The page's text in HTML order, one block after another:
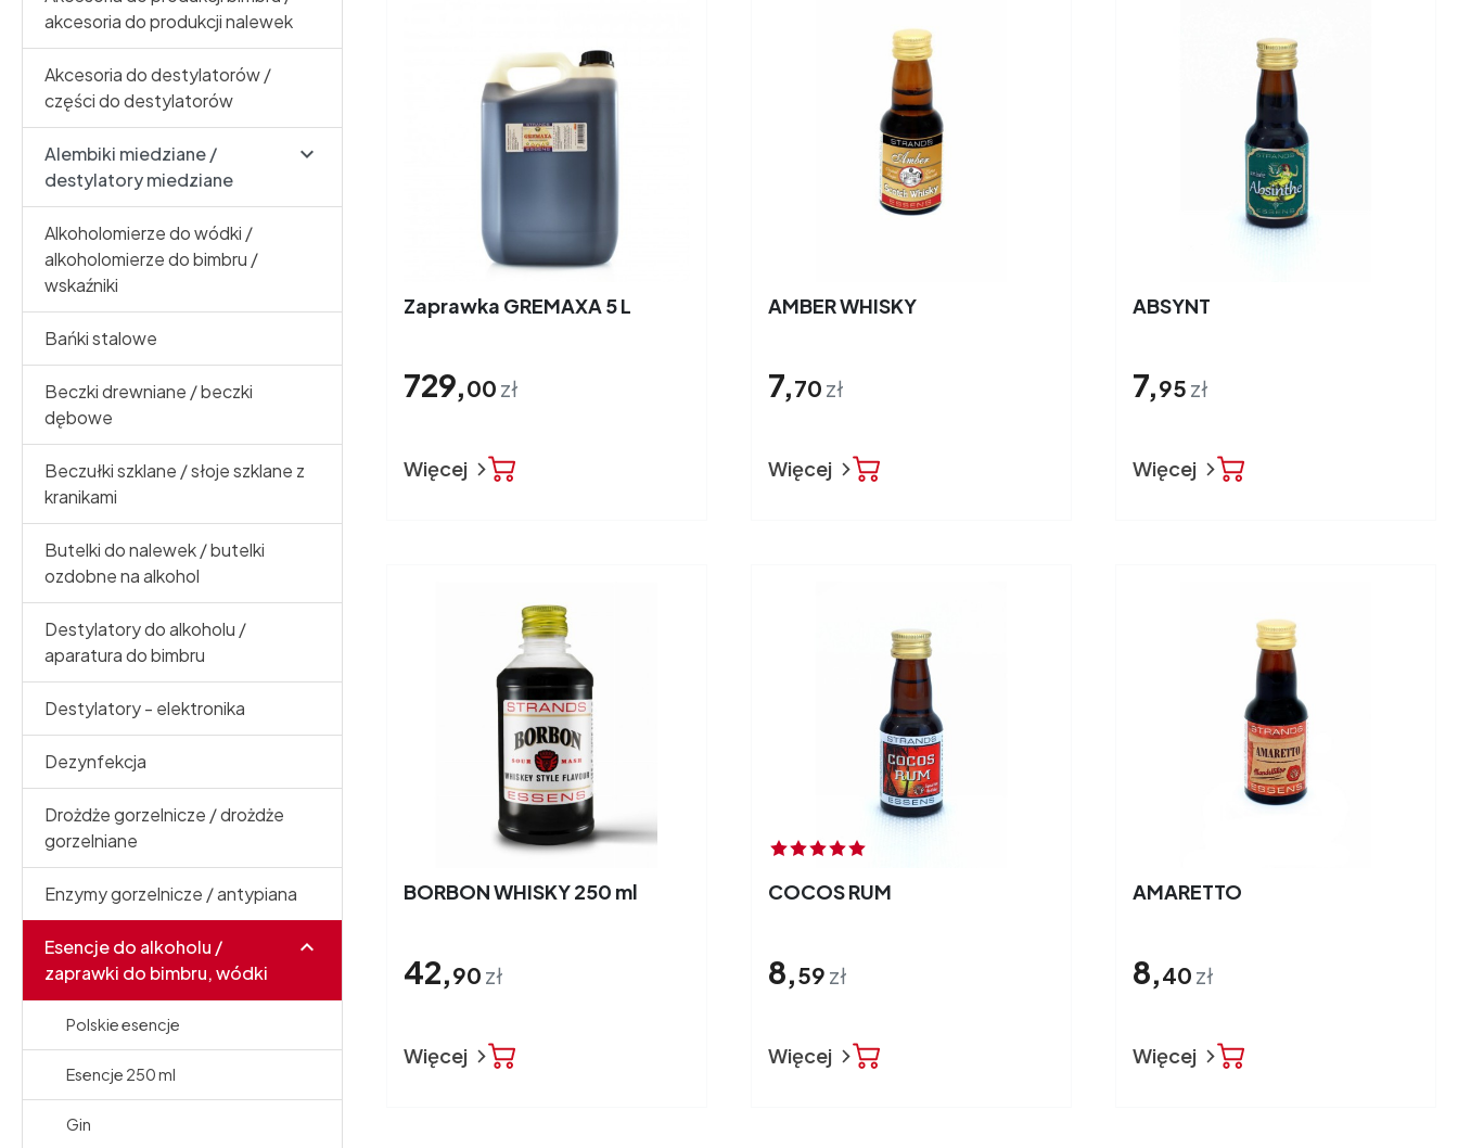
akcesoria do produkcji nalewek
Akcesoria do destylatorów /
części do destylatorów
Alembiki miedziane /
destylatory miedziane

Alkoholomierze do wódki /
alkoholomierze do bimbru /
wskaźniki
Bańki stalowe
Beczki drewniane / beczki
dębowe
Beczułki szklane / słoje szklane z
kranikami
Butelki do nalewek / butelki
ozdobne na alkohol
Destylatory do alkoholu /
aparatura do bimbru
Destylatory - elektronika
Dezynfekcja
Drożdże gorzelnicze / drożdże
gorzelniane
Enzymy gorzelnicze / antypiana
Esencje do alkoholu /
zaprawki do bimbru, wódki
Polskie esencje
Esencje 250 ml
Gin
Zaprawka GREMAXA 5 L
729,00 zł
Więcej
AMBER WHISKY
7,70 zł
Więcej
ABSYNT
7,95 zł
Więcej
BORBON WHISKY 250 ml
42,90 zł
Więcej
COCOS RUM
8,59 zł
Więcej
AMARETTO
8,40 zł
Więcej